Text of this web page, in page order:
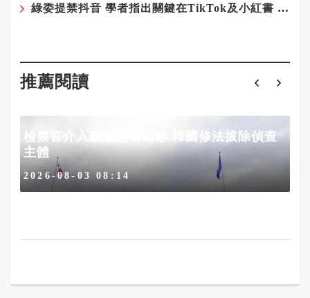
綠委提禁抖音 學者指出關鍵在TikTok及小紅書 以及極權vs民主
推薦閱讀
檢察官介入政治惡名昭彰 韓國修法拔除偵查
主體
2026-08-03 08:14